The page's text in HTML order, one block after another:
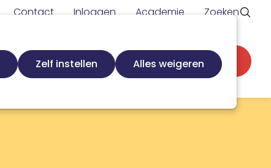
Zelf instellen Alles weigeren
Secundaire
navigatieZoek loopbaanspecialist Word lid
Contact Inloggen Academie Zoeken